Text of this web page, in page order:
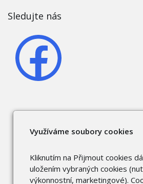
Sledujte nás
Využíváme soubory cookies
Kliknutím na Přijmout cookies
uložením vybraných cookies
výkonnostní, marketingové).